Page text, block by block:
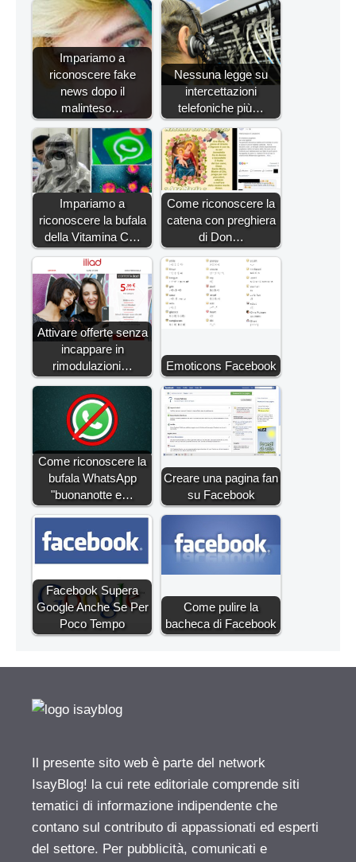
Impariamo a
riconoscere fake
news dopo il
malinteso…
Nessuna legge su
intercettazioni
telefoniche più…
Impariamo a
riconoscere la bufala
della Vitamina C…
Come riconoscere la
catena con preghiera
di Don…
Attivare offerte senza
incappare in
rimodulazioni…
Emoticons Facebook
Come riconoscere la
bufala WhatsApp
"buonanotte e…
Creare una pagina fan
su Facebook
Facebook Supera
Google Anche Se Per
Poco Tempo
Come pulire la
bacheca di Facebook
Il presente sito web è parte del network
IsayBlog! la cui rete editoriale comprende siti
tematici di informazione indipendente che
contano sul contributo di appassionati ed esperti
del settore. Per pubblicità, comunicati e